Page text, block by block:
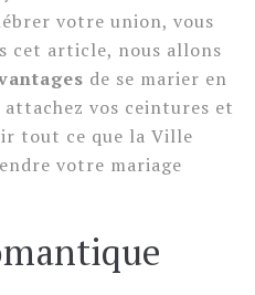
votre union, vous
cet article, nous allons
de se marier en
vos ceintures et
tout ce que la Ville
votre mariage